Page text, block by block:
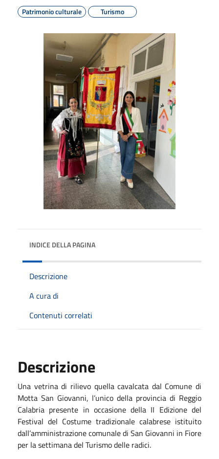
Patrimonio culturale
Turismo
INDICE DELLA PAGINA
Descrizione
A cura di
Contenuti correlati
Descrizione
Una vetrina di rilievo quella cavalcata dal Comune di
Motta San Giovanni, l’unico della provincia di Reggio
Calabria presente in occasione della II Edizione del
Festival del Costume tradizionale calabrese istituito
dall’amministrazione comunale di San Giovanni in Fiore
per la settimana del Turismo delle radici.